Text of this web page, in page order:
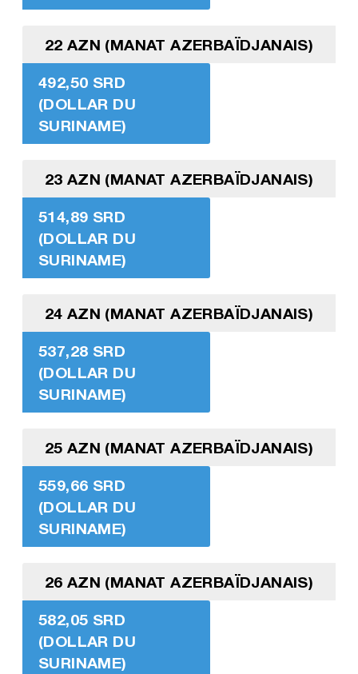
22 AZN (MANAT AZERBAÏDJANAIS)
492,50 SRD
(DOLLAR DU
SURINAME)
23 AZN (MANAT AZERBAÏDJANAIS)
514,89 SRD
(DOLLAR DU
SURINAME)
24 AZN (MANAT AZERBAÏDJANAIS)
537,28 SRD
(DOLLAR DU
SURINAME)
25 AZN (MANAT AZERBAÏDJANAIS)
559,66 SRD
(DOLLAR DU
SURINAME)
26 AZN (MANAT AZERBAÏDJANAIS)
582,05 SRD
(DOLLAR DU
SURINAME)